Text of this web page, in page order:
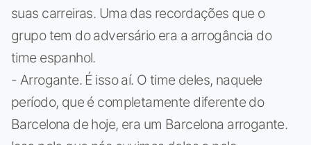
suas carreiras. Uma das recordações que o
grupo tem do adversário era a arrogância do
time espanhol.
- Arrogante. É isso aí. O time deles, naquele
período, que é completamente diferente do
Barcelona de hoje, era um Barcelona arrogante.